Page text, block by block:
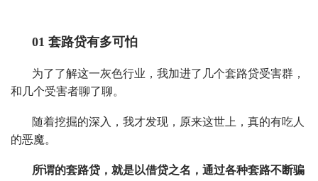
01 套路贷有多可怕
为了了解这一灰色行业，我加进了几个套路贷受害群，
和几个受害者聊了聊。
随着挖掘的深入，我才发现，原来这世上，真的有吃人
的恶魔。
所谓的套路贷，就是以借贷之名，通过各种套路不断骗